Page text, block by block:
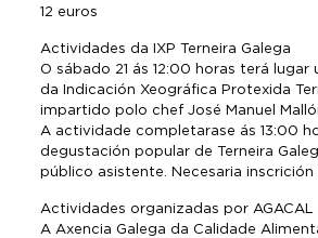
12 euros
Actividades da IXP Terneira Galega
O sábado 21 ás 12:00 horas terá lugar
da Indicación Xeográfica Protexida
impartido polo chef José Manuel
A actividade completarase ás 13:00
degustación popular de Terneira
público asistente. Necesaria inscrición
Actividades organizadas por AGACAL
A Axencia Galega da Calidade